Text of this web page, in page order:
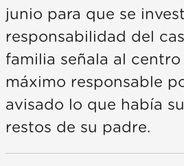
junio para que se
responsabilidad del
familia señala al
máximo responsable
avisado lo que había
restos de su padre.